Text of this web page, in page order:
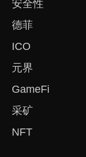
安全性
德菲
ICO
元界
GameFi
采矿
NFT